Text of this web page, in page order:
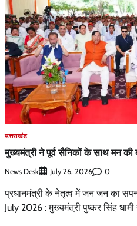
उत्तराखंड
मुख्यमंत्री ने पूर्व सैनिकों के साथ मन
News Desk July 26, 2026 0
प्रधानमंत्री के नेतृत्व में जन जन का
July 2026 : मुख्यमंत्री पुष्कर सिंह धामी